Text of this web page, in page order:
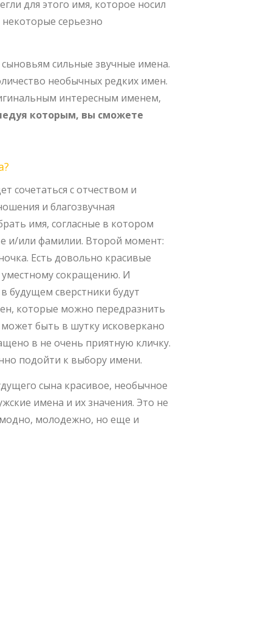
для этого имя, которое носил
серьезно
сильные звучные имена.
необычных редких имен.
интересным именем,
которым, вы сможете
сочетаться с отчеством и
и благозвучная
имя, согласные в котором
и/или фамилии. Второй момент:
Есть довольно красивые
сокращению. И
будущем сверстники будут
которые можно передразнить
быть в шутку исковеркано
в не очень приятную кличку.
подойти к выбору имени.
сына красивое, необычное
имена и их значения. Это не
модно, молодежно, но еще и